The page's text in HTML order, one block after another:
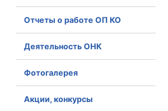
Отчеты о работе ОП КО
Деятельность ОНК
Фотогалерея
Акции, конкурсы